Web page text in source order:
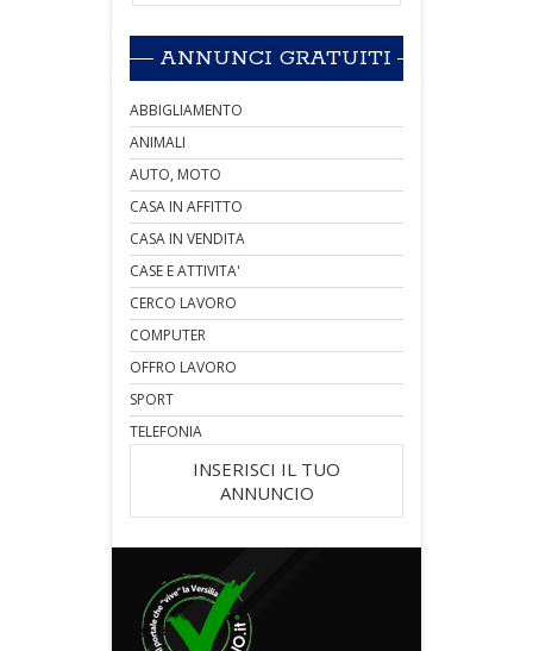
ANNUNCI GRATUITI
ABBIGLIAMENTO
ANIMALI
AUTO, MOTO
CASA IN AFFITTO
CASA IN VENDITA
CASE E ATTIVITA'
CERCO LAVORO
COMPUTER
OFFRO LAVORO
SPORT
TELEFONIA
INSERISCI IL TUO
ANNUNCIO